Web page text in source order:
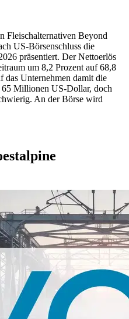
Fleischalternativen Beyond
US-Börsenschluss die
präsentiert. Der Nettoerlös
um 8,2 Prozent auf 68,8
Unternehmen damit die
65 Millionen US-Dollar, doch
An der Börse wird